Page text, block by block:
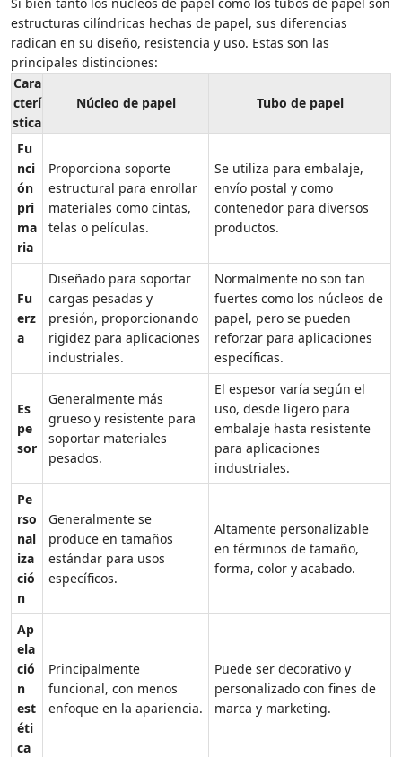
estructuras cilíndricas hechas de papel, sus diferencias
radican en su diseño, resistencia y uso. Estas son las
principales distinciones:
Cara
cterí
stica
Núcleo de papel Tubo de papel
Fu
nci
ón
pri
ma
ria
Proporciona soporte
estructural para enrollar
materiales como cintas,
telas o películas.
Se utiliza para embalaje,
envío postal y como
contenedor para diversos
productos.
Fu
erz
a
Diseñado para soportar
cargas pesadas y
presión, proporcionando
rigidez para aplicaciones
industriales.
Normalmente no son tan
fuertes como los núcleos de
papel, pero se pueden
reforzar para aplicaciones
específicas.
Es
pe
sor
Generalmente más
grueso y resistente para
soportar materiales
pesados.
El espesor varía según el
uso, desde ligero para
embalaje hasta resistente
para aplicaciones
industriales.
Pe
rso
nal
iza
ció
n
Generalmente se
produce en tamaños
estándar para usos
específicos.
Altamente personalizable
en términos de tamaño,
forma, color y acabado.
Ap
ela
ció
n
est
éti
ca
Principalmente
funcional, con menos
enfoque en la apariencia.
Puede ser decorativo y
personalizado con fines de
marca y marketing.